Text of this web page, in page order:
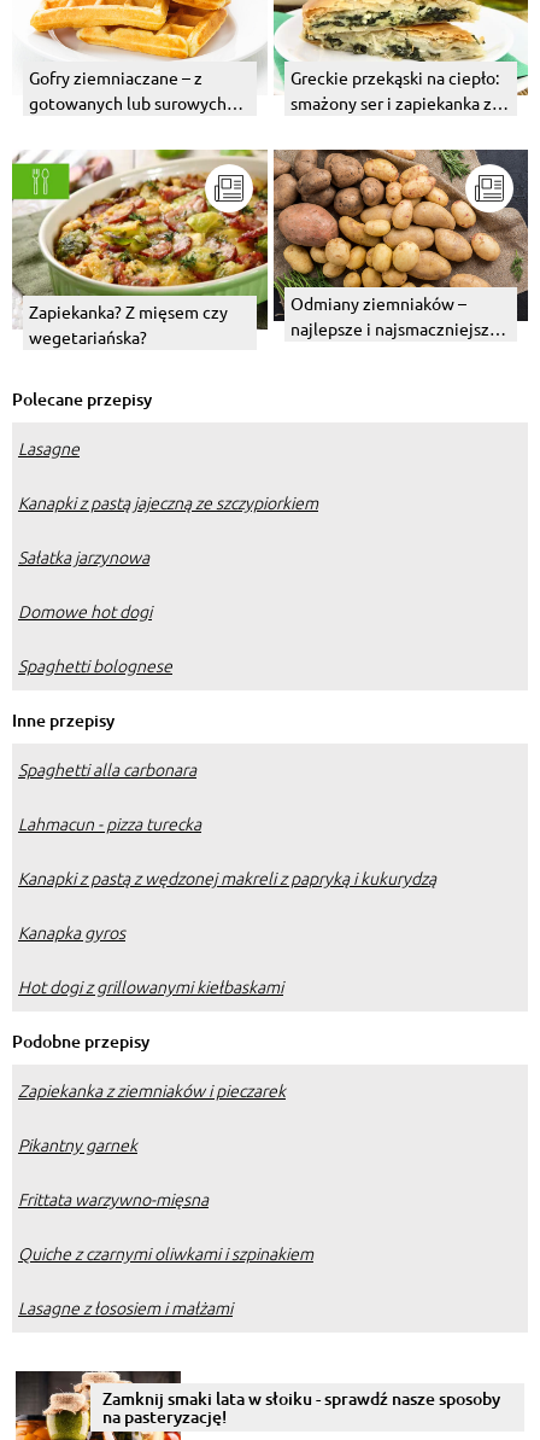
Gofry ziemniaczane – z
gotowanych lub surowych
Greckie przekąski na ciepło:
smażony ser i zapiekanka z
filo
Zapiekanka? Z mięsem czy
wegetariańska?
Odmiany ziemniaków –
najlepsze i najsmaczniejsze.
Polecane przepisy
Lasagne
Kanapki z pastą jajeczną ze szczypiorkiem
Sałatka jarzynowa
Domowe hot dogi
Spaghetti bolognese
Inne przepisy
Spaghetti alla carbonara
Lahmacun - pizza turecka
Kanapki z pastą z wędzonej makreli z papryką i kukurydzą
Kanapka gyros
Hot dogi z grillowanymi kiełbaskami
Podobne przepisy
Zapiekanka z ziemniaków i pieczarek
Pikantny garnek
Frittata warzywno-mięsna
Quiche z czarnymi oliwkami i szpinakiem
Lasagne z łososiem i małżami
Zamknij smaki lata w słoiku - sprawdź nasze sposoby
na pasteryzację!